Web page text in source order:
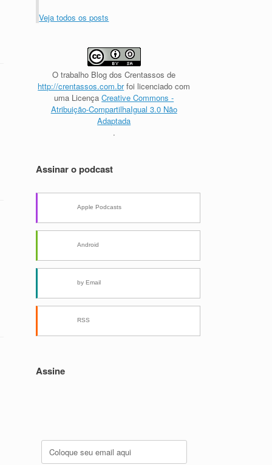
Veja todos os posts
O trabalho Blog dos Crentassos de
http://crentassos.com.brfoi licenciado com
uma LicençaCreative Commons -
Atribuição-CompartilhaIgual 3.0 Não
Adaptada
.
Assinar o podcast
Apple Podcasts
Android
by Email
RSS
Assine